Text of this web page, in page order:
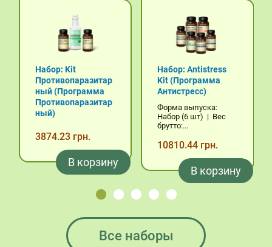
Набор: Kit
Противопаразитар
ный (Программа
Противопаразитар
ный)
3874.23 грн.
В корзину
Набор: Antistress
Kit (Программа
Антистресс)
Форма выпуска:
Набор (6 шт) | Вес
брутто:...
10810.44 грн.
В корзину
Все наборы